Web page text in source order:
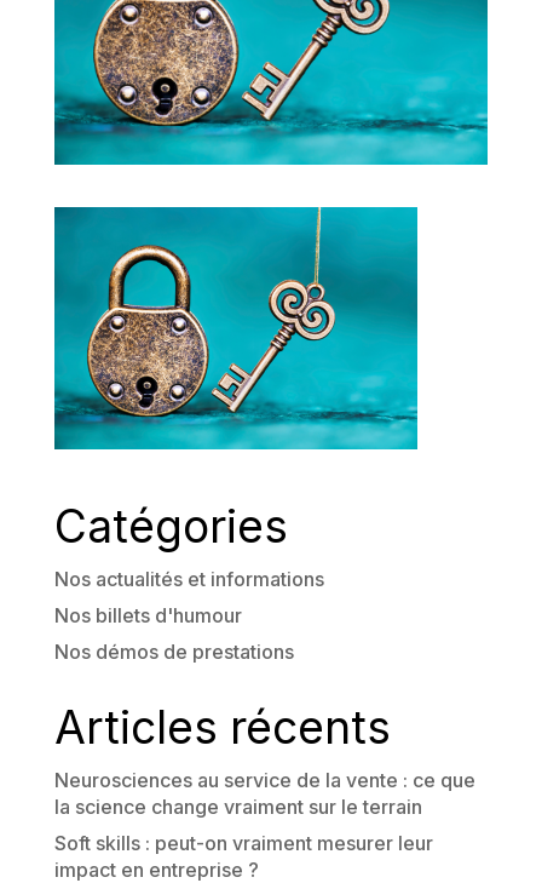
Catégories
Nos actualités et informations
Nos billets d'humour
Nos démos de prestations
Articles récents
Neurosciences au service de la vente : ce que
la science change vraiment sur le terrain
Soft skills : peut-on vraiment mesurer leur
impact en entreprise ?